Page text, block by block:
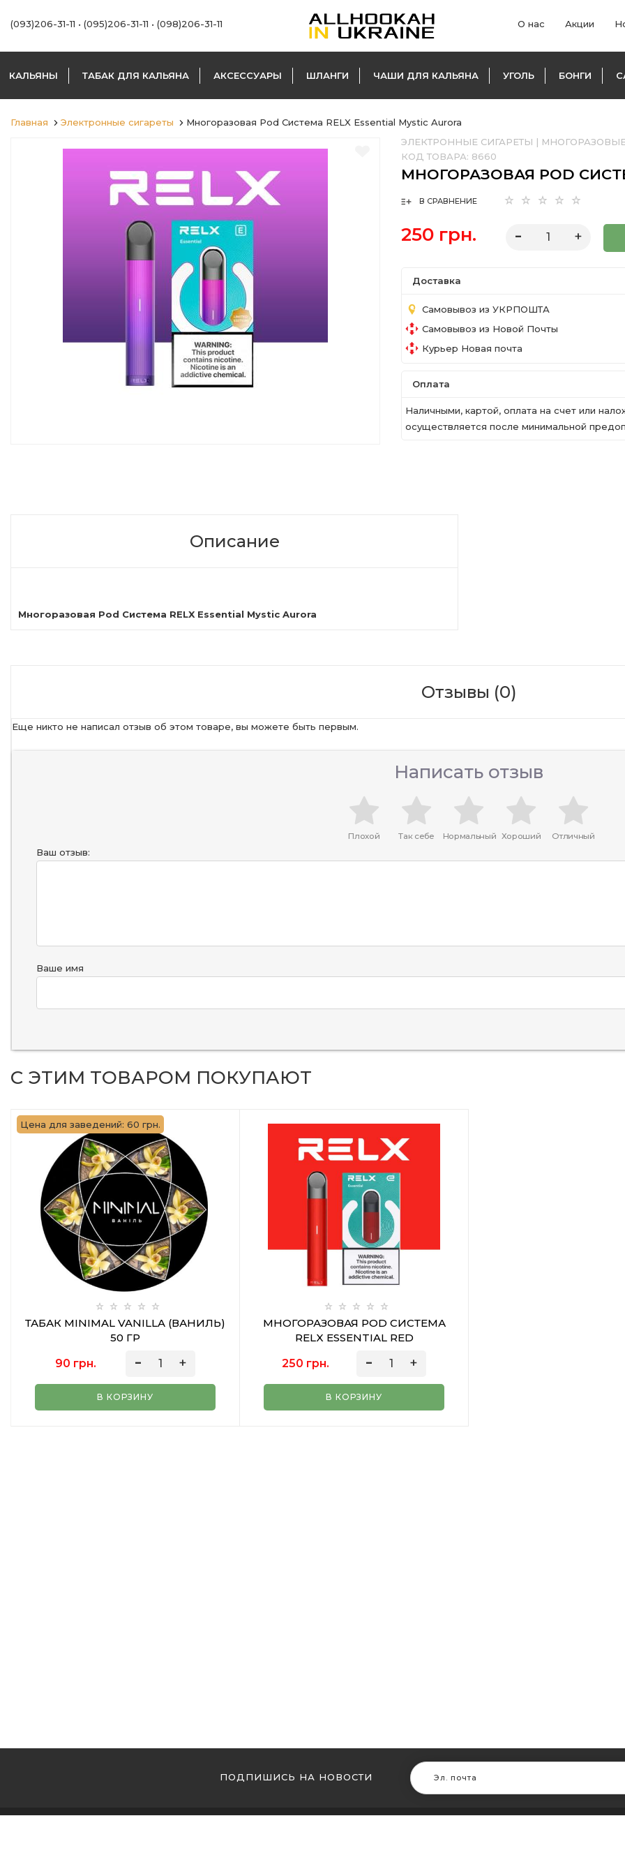
(093)206-31-11 • (095)206-31-11 • (098)206-31-11 О нас Акции
КАЛЬЯНЫ ТАБАК ДЛЯ КАЛЬЯНА АКСЕССУАРЫ ШЛАНГИ ЧАШИ ДЛЯ КАЛЬЯНА УГОЛЬ БОНГИ
Главная Электронные сигареты
Многоразовая Pod Система RELX Essential Mystic Aurora
ЭЛЕКТРОННЫЕ СИГАРЕТЫ |
КОД ТОВАРА: 8660
МНОГОРАЗОВАЯ POD
В СРАВНЕНИЕ
250 грн.
Доставка
Самовывоз из УКРПОШТА
Самовывоз из Новой Почты
Курьер Новая почта
Оплата
Наличными, картой, оплата на счет или
осуществляется после минимальной
Описание
Многоразовая Pod Система RELX Essential Mystic Aurora
Отзывы (0)
Еще никто не написал отзыв об этом товаре, вы можете быть первым.
Написать отзыв
Плохой Так себе Нормальный Хороший Отличный
Ваш отзыв:
Ваше имя
С ЭТИМ ТОВАРОМ ПОКУПАЮТ
Цена для заведений: 60 грн.
ТАБАК MINIMAL VANILLA (ВАНИЛЬ)
50 ГР
90 грн.
В КОРЗИНУ
МНОГОРАЗОВАЯ POD СИСТЕМА
RELX ESSENTIAL RED
250 грн.
В КОРЗИНУ
ПОДПИШИСЬ НА НОВОСТИ